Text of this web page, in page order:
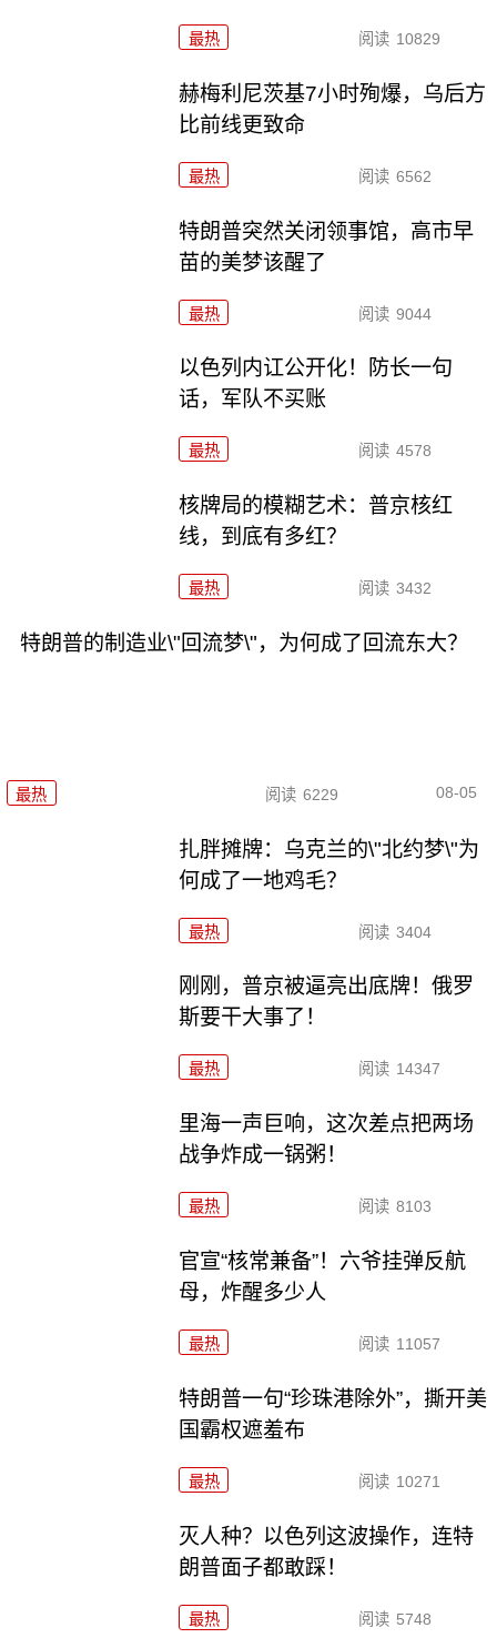
最热 阅读 10829
赫梅利尼茨基7小时殉爆，乌后方
比前线更致命
最热 阅读 6562
特朗普突然关闭领事馆，高市早
苗的美梦该醒了
最热 阅读 9044
以色列内讧公开化！防长一句
话，军队不买账
最热 阅读 4578
核牌局的模糊艺术：普京核红
线，到底有多红？
最热 阅读 3432
特朗普的制造业\"回流梦\"，为何成了回流东大？
最热 阅读 6229 08-05
扎胖摊牌：乌克兰的\"北约梦\"为
何成了一地鸡毛？
最热 阅读 3404
刚刚，普京被逼亮出底牌！俄罗
斯要干大事了！
最热 阅读 14347
里海一声巨响，这次差点把两场
战争炸成一锅粥！
最热 阅读 8103
官宣“核常兼备”！六爷挂弹反航
母，炸醒多少人
最热 阅读 11057
特朗普一句“珍珠港除外”，撕开美
国霸权遮羞布
最热 阅读 10271
灭人种？以色列这波操作，连特
朗普面子都敢踩！
最热 阅读 5748